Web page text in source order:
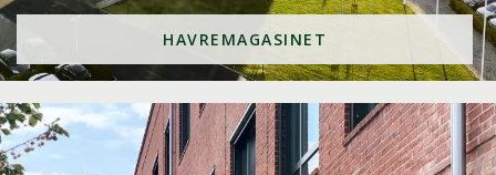
HAVREMAGASINET